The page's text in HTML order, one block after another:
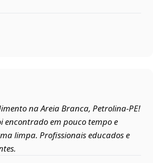
na Areia Branca, Petrolina‑PE!
encontrado em pouco tempo e
limpa. Profissionais educados e